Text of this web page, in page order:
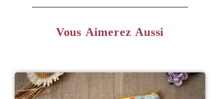
Vous Aimerez Aussi